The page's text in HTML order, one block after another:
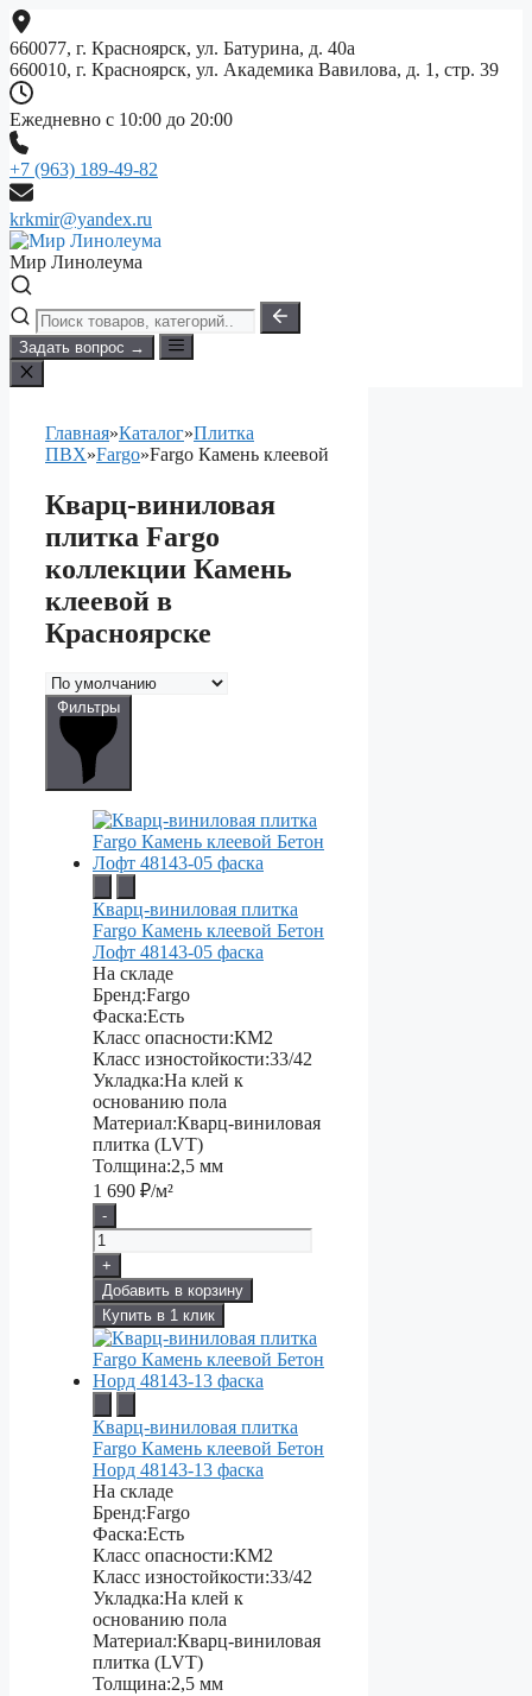
Перейти
к
содержимому
660077, г. Красноярск, ул. Батурина, д. 40а
660010, г. Красноярск, ул. Академика Вавилова, д. 1, стр. 39
Ежедневно с 10:00 до 20:00
+7 (963) 189-49-82
krkmir@yandex.ru
Мир Линолеума
Задать вопрос →
Главная»Каталог»Плитка
ПВХ»Fargo»Fargo Камень клеевой
Кварц-виниловая
плитка Fargo
коллекции Камень
клеевой в
Красноярске
Фильтры
Кварц-виниловая плитка
Fargo Камень клеевой Бетон
Лофт 48143-05 фаска
На складе
Бренд:Fargo
Фаска:Есть
Класс опасности:КМ2
Класс изностойкости:33/42
Укладка:На клей к
основанию пола
Материал:Кварц-виниловая
плитка (LVT)
Толщина:2,5 мм
1 690 ₽/м²
-
+
Добавить в корзину
Купить в 1 клик
Кварц-виниловая плитка
Fargo Камень клеевой Бетон
Норд 48143-13 фаска
На складе
Бренд:Fargo
Фаска:Есть
Класс опасности:КМ2
Класс изностойкости:33/42
Укладка:На клей к
основанию пола
Материал:Кварц-виниловая
плитка (LVT)
Толщина:2,5 мм